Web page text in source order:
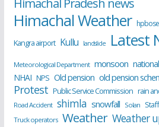
Himachal Pradesh news
Himachal Weather hpbose
Kangra airport Kullu landslide Latest
Meteorological Department monsoon
NHAI NPS Old pension old pension
Protest Public Service Commission rain
Road Accident shimla snowfall Solan
Truck operators Weather Weather